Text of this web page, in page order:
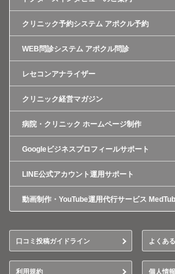
クリニック予約システム アポクル予約
WEB問診システム アポクル問診
レセコンアナライザー
クリニック経営マガジン
病院・クリニック ホームページ制作
Googleビジネスプロフィールサポート
LINE公式アカウント運用サポート
動画制作・YouTube運用代行サービス
口コミ投稿ガイドライン よくあ
利用規約 個人情